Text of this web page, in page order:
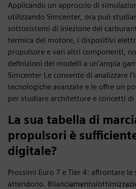
Applicando un approccio di
utilizzando Simcenter, ora può
sottosistemi di iniezione del
termica del motore, i dispositivi
propulsore e vari altri componenti,
definizioni dei modelli a un'ampia
Simcenter Le consente di analizzare
tecnologiche avanzate e le offre un
per studiare architetture e concetti
La sua tabella di
propulsori è
digitale?
Prossimi Euro 7 e Tier 4: affrontare le
attendono. Bilanciamento/